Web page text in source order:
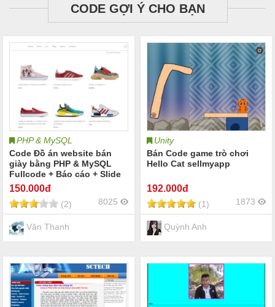
CODE GỢI Ý CHO BẠN
PHP & MySQL
Code Đồ án website bán
giày bằng PHP & MySQL
Fullcode + Báo cáo + Slide
thuyết trình
150.000đ
(2) 8025
Văn Thanh
Unity
Bán Code game trò chơi
Hello Cat sellmyapp
192.000đ
(1) 1873
Quỳnh Anh